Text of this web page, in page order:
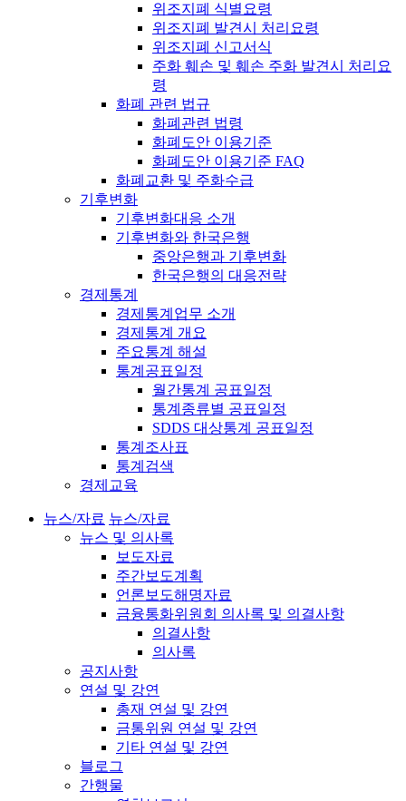
위조지폐 식별요령
위조지폐 발견시 처리요령
위조지폐 신고서식
주화 훼손 및 훼손 주화 발견시 처리요
령
화폐 관련 법규
화폐관련 법령
화폐도안 이용기준
화폐도안 이용기준 FAQ
화폐교환 및 주화수급
기후변화
기후변화대응 소개
기후변화와 한국은행
중앙은행과 기후변화
한국은행의 대응전략
경제통계
경제통계업무 소개
경제통계 개요
주요통계 해설
통계공표일정
월간통계 공표일정
통계종류별 공표일정
SDDS 대상통계 공표일정
통계조사표
통계검색
경제교육
뉴스/자료 뉴스/자료
뉴스 및 의사록
보도자료
주간보도계획
언론보도해명자료
금융통화위원회 의사록 및 의결사항
의결사항
의사록
공지사항
연설 및 강연
총재 연설 및 강연
금통위원 연설 및 강연
기타 연설 및 강연
블로그
간행물